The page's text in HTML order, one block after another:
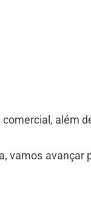
além
vamos